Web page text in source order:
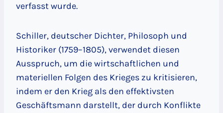
verfasst wurde.
Schiller, deutscher Dichter, Philosoph und
Historiker (1759–1805), verwendet diesen
Ausspruch, um die wirtschaftlichen und
materiellen Folgen des Krieges zu kritisieren,
indem er den Krieg als den effektivsten
Geschäftsmann darstellt, der durch Konflikte